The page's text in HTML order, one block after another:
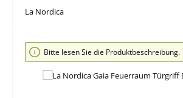
La Nordica
Bildergalerie überspringen
Bitte lesen Sie die Produktbeschreibung.